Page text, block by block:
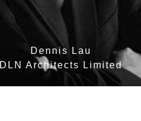
Dennis Lau
DLN Architects Limited